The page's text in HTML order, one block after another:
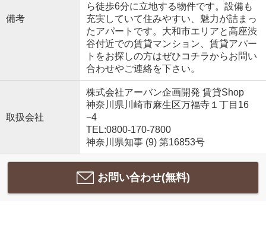
備考
ら徒歩6分に立地する物件です。設備も
充実していて住みやすい、魅力が詰まっ
たアパートです。大和市エリアと高座渋
谷付近での賃貸マンション、賃貸アパー
トをお探しの方はぜひコチラからお問い
合わせやご連絡を下さい。
取扱会社
株式会社アーバン企画開発 賃貸Shop
神奈川県川崎市麻生区万福寺１丁目16
−4
TEL:0800-170-7800
神奈川県知事 (9) 第16853号
お問い合わせ(無料)